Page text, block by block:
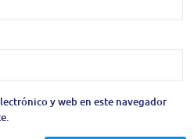
y web en este navegador